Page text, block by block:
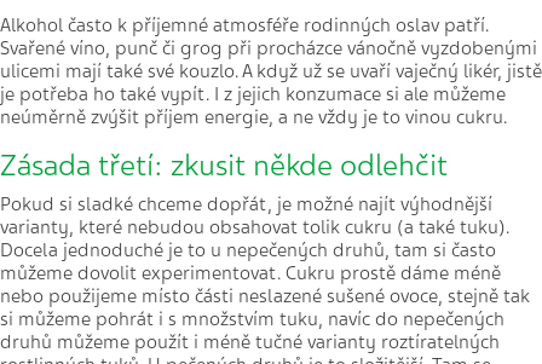
Alkohol často k příjemné atmosféře rodinných oslav patří.
Svařené víno, punč či grog při procházce vánočně vyzdobenými
ulicemi mají také své kouzlo. A když už se uvaří vaječný likér, jistě
je potřeba ho také vypít. I z jejich konzumace si ale můžeme
neúměrně zvýšit příjem energie, a ne vždy je to vinou cukru.
Zásada třetí: zkusit někde odlehčit
Pokud si sladké chceme dopřát, je možné najít výhodnější
varianty, které nebudou obsahovat tolik cukru (a také tuku).
Docela jednoduché je to u nepečených druhů, tam si často
můžeme dovolit experimentovat. Cukru prostě dáme méně
nebo použijeme místo části neslazené sušené ovoce, stejně tak
si můžeme pohrát i s množstvím tuku, navíc do nepečených
druhů můžeme použít i méně tučné varianty roztíratelných